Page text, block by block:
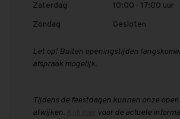
Zaterdag
10:00 - 17:00 uur
Zondag
Gesloten
Let op! Buiten openingstijden
afspraak mogelijk.
Tijdens de feestdagen kunnen onze
afwijken.
voor de actuele